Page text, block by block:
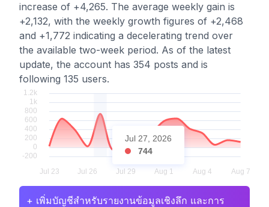
increase of +4,265. The average weekly gain is
+2,132, with the weekly growth figures of +2,468
and +1,772 indicating a decelerating trend over
the available two-week period. As of the latest
update, the account has 354 posts and is
following 135 users.
Jul 27, 2026
744
+ เพิ่มบัญชีสำหรับรายงานข้อมูลเชิงลึก และการ